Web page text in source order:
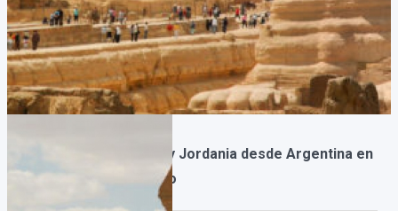
Salida grupal a Egipto y Jordania desde Argentina en
Enero Febrero y Marzo